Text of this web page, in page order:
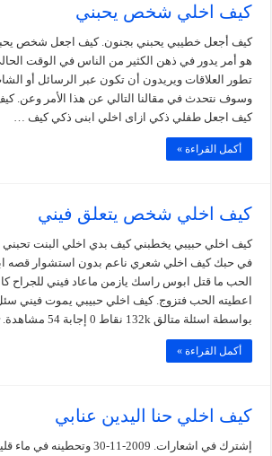
كيف اخلي شخص يحبني
كيف أجعل خطيبي يحبني بجنون. كيف اجعل شخص
هو أمر يدور في ذهن الكثير من الناس في الوقت
تطور العلاقات ويريدون أن تكون عبر الرسائل أو
وسوف نتحدث في مقالنا التالي عن هذا الأمر وعن.
كيف اجعل طفلي ذكي ازاى اخلي ابنى ذكي كيف …
أكمل القراءة »
كيف اخلي شخص يتعلق فيني
كيف اخلي حبيبي يخطبني كيف بدي اخلي البنت
في حبك كيف اخلي شعري ناعم بدون استشوار قصه
الحب ما قتل ابوس راسك يازمن ماعاد فيني للجراح
بواسطة اسئلة متالق 132k نقاط 0 إجابة 54 مشاهدة. Mar …
أكمل القراءة »
كيف اخلي حنا اليدين عنابي
إشترك في اشعارات. 2009-11-30